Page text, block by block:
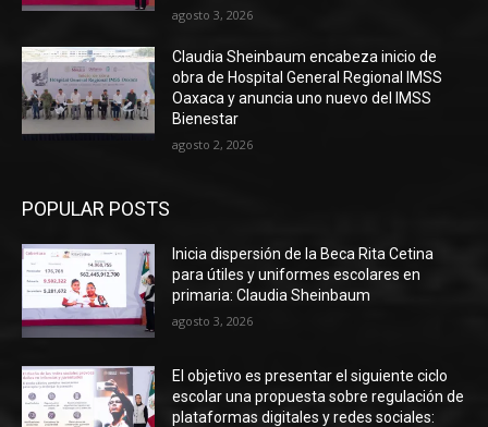
agosto 3, 2026
Claudia Sheinbaum encabeza inicio de
obra de Hospital General Regional IMSS
Oaxaca y anuncia uno nuevo del IMSS
Bienestar
agosto 2, 2026
POPULAR POSTS
Inicia dispersión de la Beca Rita Cetina
para útiles y uniformes escolares en
primaria: Claudia Sheinbaum
agosto 3, 2026
El objetivo es presentar el siguiente ciclo
escolar una propuesta sobre regulación de
plataformas digitales y redes sociales: